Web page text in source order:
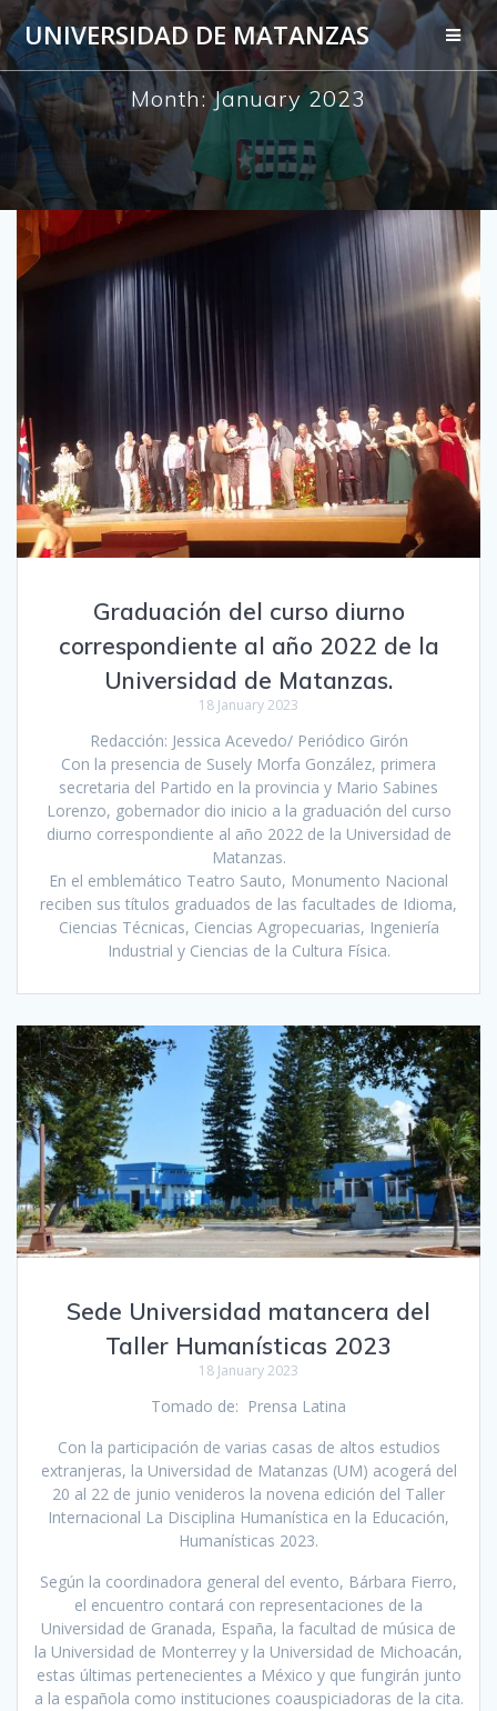
Skip
to
content
UNIVERSIDAD DE MATANZAS
Month:January 2023
Graduación del curso diurno
correspondiente al año 2022 de la
Universidad de Matanzas.
18 January 2023
Redacción: Jessica Acevedo/ Periódico Girón
Con la presencia de Susely Morfa González, primera
secretaria del Partido en la provincia y Mario Sabines
Lorenzo, gobernador dio inicio a la graduación del curso
diurno correspondiente al año 2022 de la Universidad de
Matanzas.
En el emblemático Teatro Sauto, Monumento Nacional
reciben sus títulos graduados de las facultades de Idioma,
Ciencias Técnicas, Ciencias Agropecuarias, Ingeniería
Industrial y Ciencias de la Cultura Física.
Sede Universidad matancera del
Taller Humanísticas 2023
18 January 2023
Tomado de: Prensa Latina
Con la participación de varias casas de altos estudios
extranjeras, la Universidad de Matanzas (UM) acogerá del
20 al 22 de junio venideros la novena edición del Taller
Internacional La Disciplina Humanística en la Educación,
Humanísticas 2023.
Según la coordinadora general del evento, Bárbara Fierro,
el encuentro contará con representaciones de la
Universidad de Granada, España, la facultad de música de
la Universidad de Monterrey y la Universidad de Michoacán,
estas últimas pertenecientes a México y que fungirán junto
a la española como instituciones coauspiciadoras de la cita.